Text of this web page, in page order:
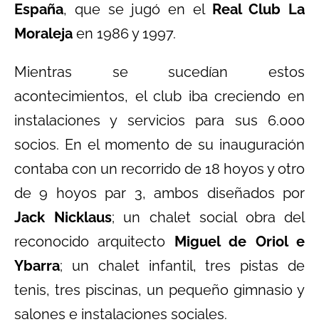
España, que se jugó en el Real Club La
Moraleja en 1986 y 1997.
Mientras se sucedían estos
acontecimientos, el club iba creciendo en
instalaciones y servicios para sus 6.000
socios. En el momento de su inauguración
contaba con un recorrido de 18 hoyos y otro
de 9 hoyos par 3, ambos diseñados por
Jack Nicklaus; un chalet social obra del
reconocido arquitecto Miguel de Oriol e
Ybarra; un chalet infantil, tres pistas de
tenis, tres piscinas, un pequeño gimnasio y
salones e instalaciones sociales.